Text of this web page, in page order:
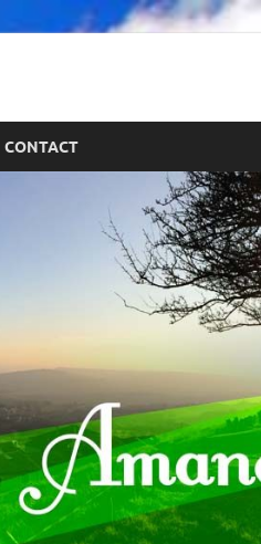
CONTACT